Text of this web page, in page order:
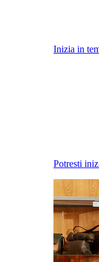
Inizia in
Potresti